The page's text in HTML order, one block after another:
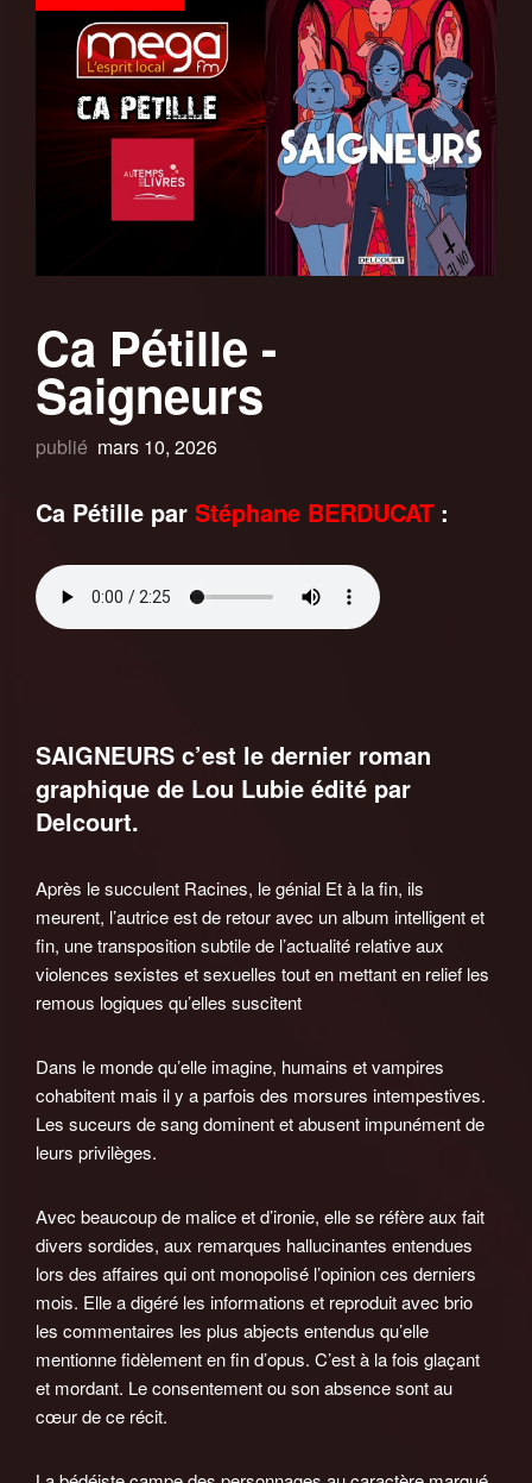
Ca Pétille -
Saigneurs
publié mars 10, 2026
Ca Pétille par Stéphane BERDUCAT :
SAIGNEURS c’est le dernier roman
graphique de Lou Lubie édité par
Delcourt.
Après le succulent Racines, le génial Et à la fin, ils
meurent, l’autrice est de retour avec un album intelligent et
fin, une transposition subtile de l’actualité relative aux
violences sexistes et sexuelles tout en mettant en relief les
remous logiques qu’elles suscitent
Dans le monde qu’elle imagine, humains et vampires
cohabitent mais il y a parfois des morsures intempestives.
Les suceurs de sang dominent et abusent impunément de
leurs privilèges.
Avec beaucoup de malice et d’ironie, elle se réfère aux fait
divers sordides, aux remarques hallucinantes entendues
lors des affaires qui ont monopolisé l’opinion ces derniers
mois. Elle a digéré les informations et reproduit avec brio
les commentaires les plus abjects entendus qu’elle
mentionne fidèlement en fin d’opus. C’est à la fois glaçant
et mordant. Le consentement ou son absence sont au
cœur de ce récit.